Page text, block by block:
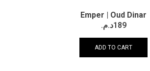
Emper | Oud Dinar
189د.م.
ADD TO CART